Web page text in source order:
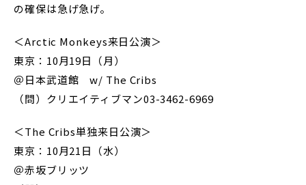
の確保は急げ急げ。
＜Arctic Monkeys来日公演＞
東京：10月19日（月）
＠日本武道館 w/ The Cribs
（問）クリエイティブマン03-3462-6969
＜The Cribs単独来日公演＞
東京：10月21日（水）
＠赤坂ブリッツ